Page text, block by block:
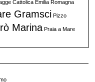
Cattolica Emilia Romagna
Gramsci Pizzo
Marina Praia a Mare